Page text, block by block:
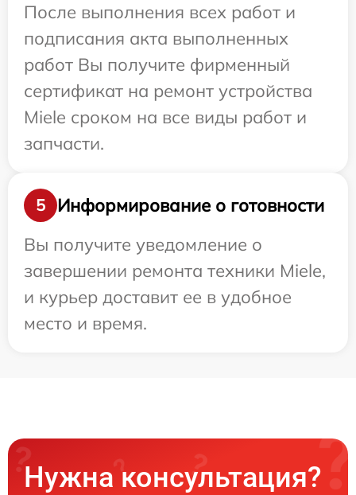
После выполнения всех работ и
подписания акта выполненных
работ Вы получите фирменный
сертификат на ремонт устройства
Miele сроком на все виды работ и
запчасти.
5
Информирование о готовности
Вы получите уведомление о
завершении ремонта техники Miele,
и курьер доставит ее в удобное
место и время.
Нужна консультация?